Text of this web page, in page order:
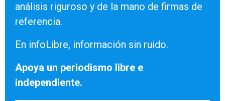
análisis riguroso y de la mano de firmas de
referencia.
En infoLibre, información sin ruido.
Apoya un periodismo libre e
independiente.